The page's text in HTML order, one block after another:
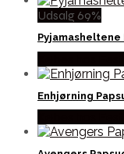
Udsalg 69%
Enhjørning